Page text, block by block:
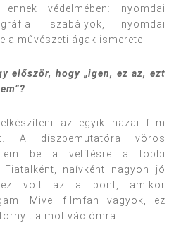
védelmében: nyomdai
szabályok, nyomdai
a művészeti ágak ismerete.
először, hogy „igen, ez az, ezt
az egyik hazai film
A díszbemutatóra vörös
be a vetítésre a többi
Fiatalként, naívként nagyon jó
volt az a pont, amikor
Mivel filmfan vagyok, ez
a motivációmra.